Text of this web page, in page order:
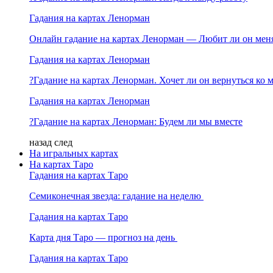
Гадания на картах Ленорман
Онлайн гадание на картах Ленорман — Любит ли он
Гадания на картах Ленорман
?Гадание на картах Ленорман. Хочет ли он вернуться ко
Гадания на картах Ленорман
?Гадание на картах Ленорман: Будем ли мы вместе
назад след
На игральных картах
На картах Таро
Гадания на картах Таро
Семиконечная звезда: гадание на неделю
Гадания на картах Таро
Карта дня Таро — прогноз на день
Гадания на картах Таро